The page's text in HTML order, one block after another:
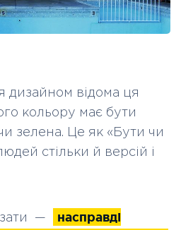
дизайном відома ця
кольору має бути
зелена. Це як «Бути чи
стільки й версій і
—
насправді